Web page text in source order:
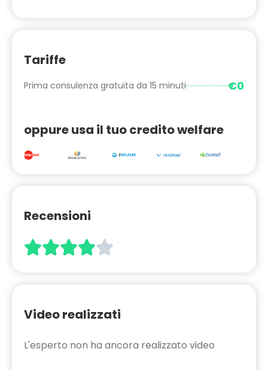
Tariffe
Prima consulenza gratuita da 15 minuti €0
oppure usa il tuo credito welfare
Recensioni

Video realizzati
L'esperto non ha ancora realizzato video